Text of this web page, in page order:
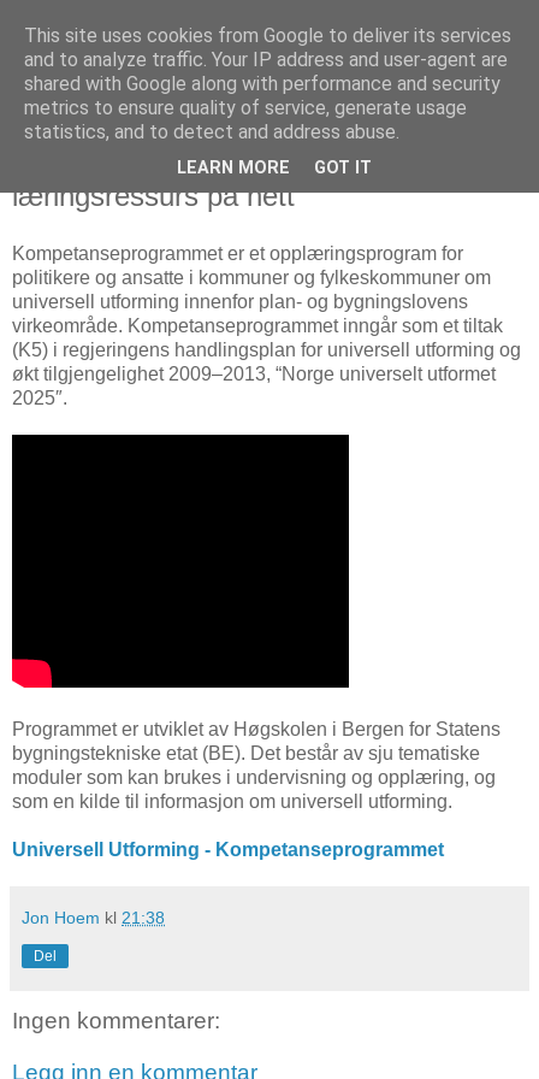
Arkitektur & Miljøteknologi
27 januar 2011
Universell Utforming - omfattende
læringsressurs på nett
Kompetanseprogrammet er et opplæringsprogram for
politikere og ansatte i kommuner og fylkeskommuner om
universell utforming innenfor plan- og bygningslovens
virkeområde. Kompetanseprogrammet inngår som et tiltak
(K5) i regjeringens handlingsplan for universell utforming og
økt tilgjengelighet 2009–2013, “Norge universelt utformet
2025″.
Programmet er utviklet av Høgskolen i Bergen for Statens
bygningstekniske etat (BE). Det består av sju tematiske
moduler som kan brukes i undervisning og opplæring, og
som en kilde til informasjon om universell utforming.
Universell Utforming - Kompetanseprogrammet
Jon Hoem kl 21:38
Del
Ingen kommentarer:
Legg inn en kommentar
This site uses cookies from Google to deliver its services
and to analyze traffic. Your IP address and user-agent are
shared with Google along with performance and security
metrics to ensure quality of service, generate usage
statistics, and to detect and address abuse.
LEARN MORE GOT IT